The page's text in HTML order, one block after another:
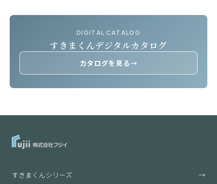
DIGITAL CATALOG
すきまくんデジタルカタログ
カタログを見る→
すきまくんシリーズ →